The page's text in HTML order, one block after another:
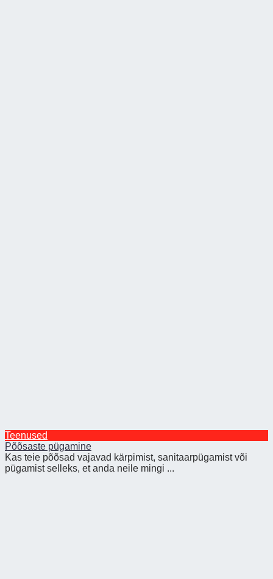
Teenused
Põõsaste pügamine
Kas teie põõsad vajavad kärpimist, sanitaarpügamist või
pügamist selleks, et anda neile mingi ...